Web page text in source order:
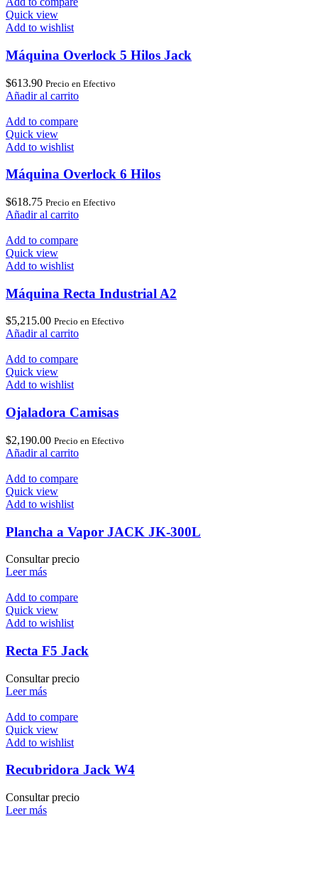
Quick view
Add to wishlist
Máquina Overlock 5 Hilos Jack
$613.90 Precio en Efectivo
Añadir al carrito
Add to compare
Quick view
Add to wishlist
Máquina Overlock 6 Hilos
$618.75 Precio en Efectivo
Añadir al carrito
Add to compare
Quick view
Add to wishlist
Máquina Recta Industrial A2
$5,215.00 Precio en Efectivo
Añadir al carrito
Add to compare
Quick view
Add to wishlist
Ojaladora Camisas
$2,190.00 Precio en Efectivo
Añadir al carrito
Add to compare
Quick view
Add to wishlist
Plancha a Vapor JACK JK-300L
Consultar precio
Leer más
Add to compare
Quick view
Add to wishlist
Recta F5 Jack
Consultar precio
Leer más
Add to compare
Quick view
Add to wishlist
Recubridora Jack W4
Consultar precio
Leer más